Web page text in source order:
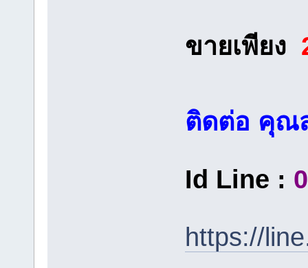
ขายเพียง
ติดต่อ คุณ
Id Line :
https://